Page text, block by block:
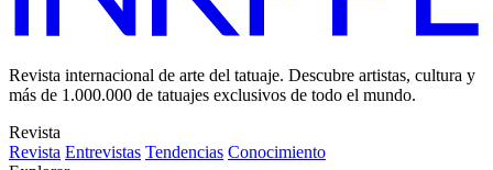
Revista internacional de arte del tatuaje. Descubre artistas, cultura y
más de 1.000.000 de tatuajes exclusivos de todo el mundo.
Revista
Revista Entrevistas Tendencias Conocimiento